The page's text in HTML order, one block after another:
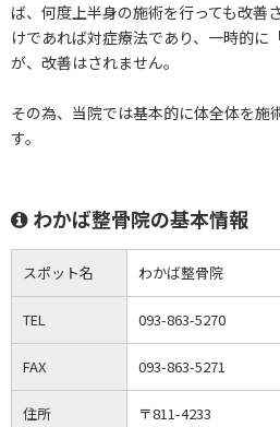
ば、何度上半身の施術を行っても改善
けであれば対症療法であり、一時的に
が、改善はされません。
その為、当院では基本的に体全体を施
す。
わかば整骨院の基本情報
スポット名 わかば整骨院
TEL 093-863-5270
FAX 093-863-5271
住所 〒811-4233